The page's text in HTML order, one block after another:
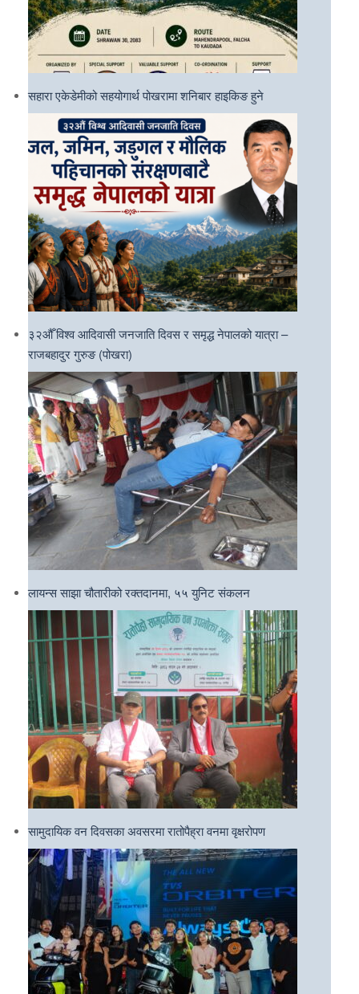
सहारा एकेडेमीको सहयोगार्थ पोखरामा शनिबार हाइकिङ हुने
३२औँ विश्व आदिवासी जनजाति दिवस र समृद्ध नेपालको यात्रा –
राजबहादुर गुरुङ (पोखरा)
लायन्स साझा चौतारीको रक्तदानमा, ५५ युनिट संकलन
सामुदायिक वन दिवसका अवसरमा रातोपैह्रा वनमा वृक्षरोपण